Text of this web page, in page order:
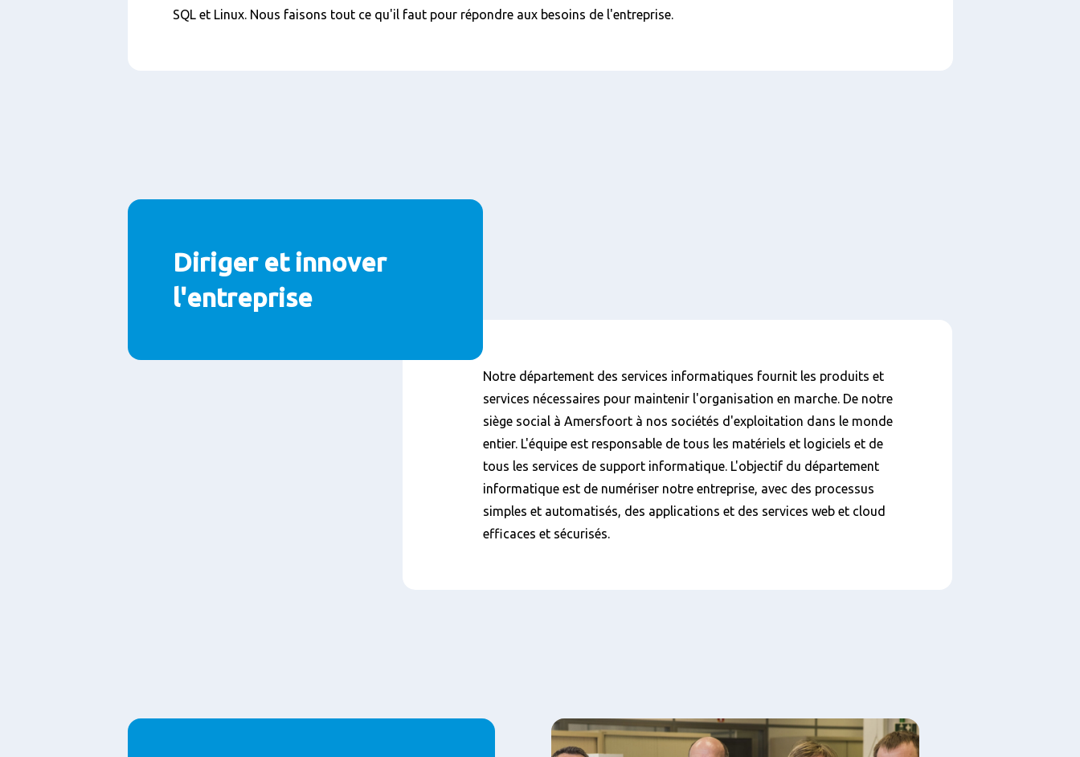
SQL et Linux. Nous faisons tout ce qu'il faut pour répondre aux besoins de l'entreprise.
Diriger et innover
l'entreprise
Contenu
Notre département des services informatiques fournit les produits et
services nécessaires pour maintenir l'organisation en marche. De notre
siège social à Amersfoort à nos sociétés d'exploitation dans le monde
entier. L'équipe est responsable de tous les matériels et logiciels et de
tous les services de support informatique. L'objectif du département
informatique est de numériser notre entreprise, avec des processus
simples et automatisés, des applications et des services web et cloud
efficaces et sécurisés.